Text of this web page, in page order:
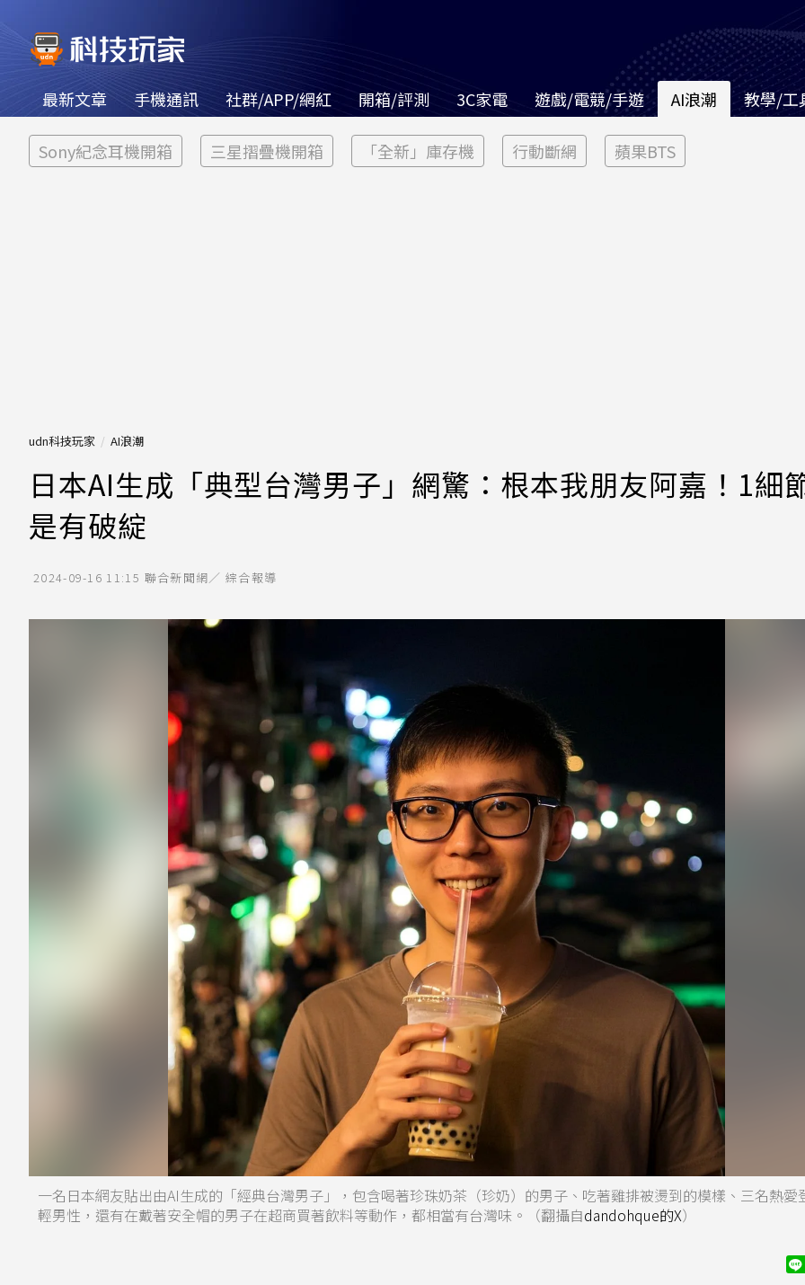
最新文章 手機通訊 社群/APP/網紅 開箱/評測 3C家電 遊戲/電競/手遊 AI浪潮 教學/工
Sony紀念耳機開箱 三星摺疊機開箱 「全新」庫存機 行動斷網 蘋果BTS
udn科技玩家 AI浪潮
日本AI生成「典型台灣男子」網驚：根本我朋友阿嘉！1細
是有破綻
2024-09-16 11:15 聯合新聞網／ 綜合報導
一名日本網友貼出由AI生成的「經典台灣男子」，包含喝著珍珠奶茶（珍奶）的男子、吃著雞排被燙到的模樣、三名熱愛
輕男性，還有在戴著安全帽的男子在超商買著飲料等動作，都相當有台灣味。（翻攝自dandohque的X）